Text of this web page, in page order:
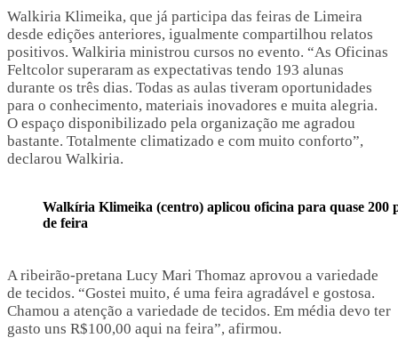
Walkiria Klimeika, que já participa das feiras de Limeira
desde edições anteriores, igualmente compartilhou relatos
positivos. Walkiria ministrou cursos no evento. “As Oficinas
Feltcolor superaram as expectativas tendo 193 alunas
durante os três dias. Todas as aulas tiveram oportunidades
para o conhecimento, materiais inovadores e muita alegria.
O espaço disponibilizado pela organização me agradou
bastante. Totalmente climatizado e com muito conforto”,
declarou Walkiria.
Walkíria Klimeika (centro) aplicou oficina para quase 200
de feira
A ribeirão-pretana Lucy Mari Thomaz aprovou a variedade
de tecidos. “Gostei muito, é uma feira agradável e gostosa.
Chamou a atenção a variedade de tecidos. Em média devo ter
gasto uns R$100,00 aqui na feira”, afirmou.